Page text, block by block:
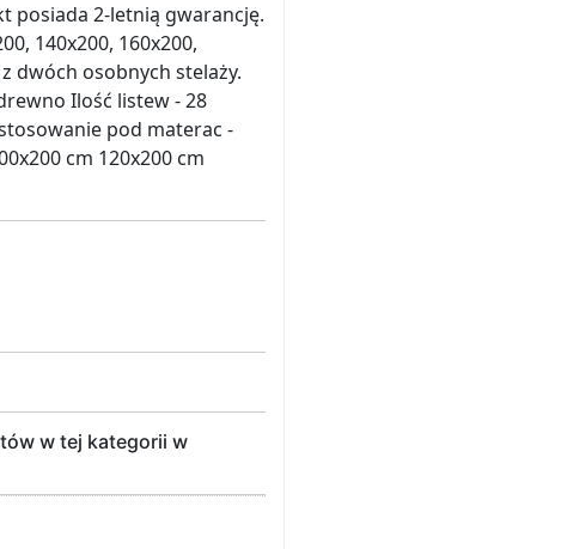
posiada 2-letnią gwarancję.
140x200, 160x200,
z dwóch osobnych stelaży.
Ilość listew - 28
pod materac -
cm 120x200 cm
w tej kategorii w